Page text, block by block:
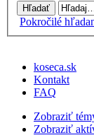
Pokročilé
koseca.sk
Kontakt
FAQ
Zobraziť
Zobraziť